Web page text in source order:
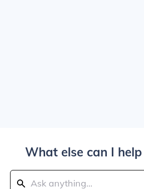
What else can I